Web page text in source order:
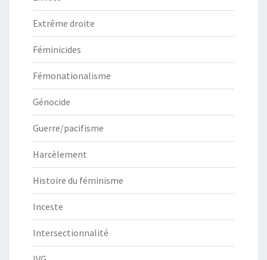
Extrême droite
Féminicides
Fémonationalisme
Génocide
Guerre/pacifisme
Harcèlement
Histoire du féminisme
Inceste
Intersectionnalité